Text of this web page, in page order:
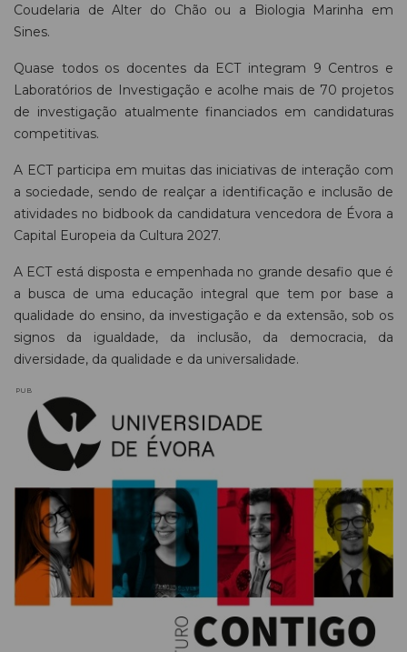
Coudelaria de Alter do Chão ou a Biologia Marinha em
Sines.
Quase todos os docentes da ECT integram 9 Centros e
Laboratórios de Investigação e acolhe mais de 70 projetos
de investigação atualmente financiados em candidaturas
competitivas.
A ECT participa em muitas das iniciativas de interação com
a sociedade, sendo de realçar a identificação e inclusão de
atividades no bidbook da candidatura vencedora de Évora a
Capital Europeia da Cultura 2027.
A ECT está disposta e empenhada no grande desafio que é
a busca de uma educação integral que tem por base a
qualidade do ensino, da investigação e da extensão, sob os
signos da igualdade, da inclusão, da democracia, da
diversidade, da qualidade e da universalidade.
PUB